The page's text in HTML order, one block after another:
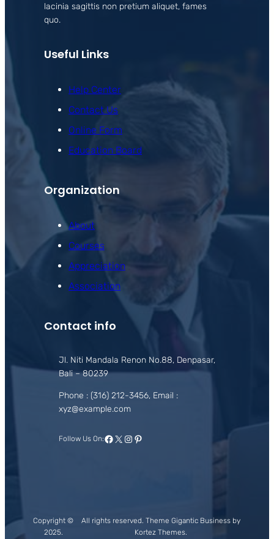
lacinia sagittis non pretium aliquet, fames
quo.
Useful Links
Help Center
Contact Us
Online Form
Education Board
Organization
About
Courses
Appreciation
Association
Contact info
Jl. Niti Mandala Renon No.88, Denpasar,
Bali – 80239
Phone : (316) 212-3456, Email :
xyz@example.com
Follow Us On:Facebook
X Instagram
Pinterest
Copyright ©
2025.
All rights reserved. Theme Gigantic Business by
Kortez Themes.